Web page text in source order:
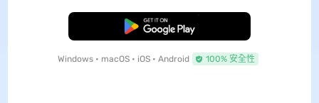
免費下載
Windows • macOS • iOS • Android 100% 安全性